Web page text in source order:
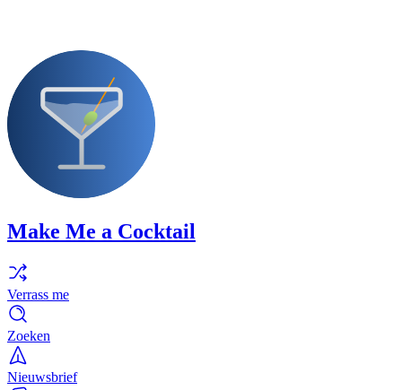
Make Me a Cocktail
Verrass me
Zoeken
Nieuwsbrief